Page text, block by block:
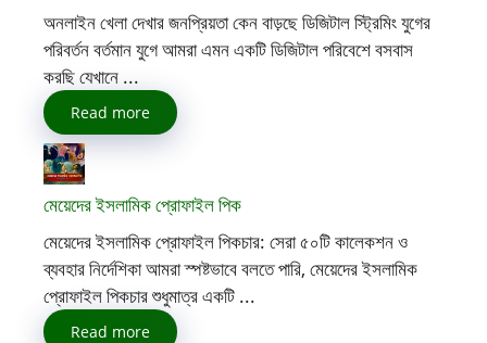
অনলাইন খেলা দেখার জনপ্রিয়তা কেন বাড়ছে ডিজিটাল স্ট্রিমিং যুগের
পরিবর্তন বর্তমান যুগে আমরা এমন একটি ডিজিটাল পরিবেশে বসবাস
করছি যেখানে ...
Read more
মেয়েদের ইসলামিক প্রোফাইল পিক
মেয়েদের ইসলামিক প্রোফাইল পিকচার: সেরা ৫০টি কালেকশন ও
ব্যবহার নির্দেশিকা আমরা স্পষ্টভাবে বলতে পারি, মেয়েদের ইসলামিক
প্রোফাইল পিকচার শুধুমাত্র একটি ...
Read more